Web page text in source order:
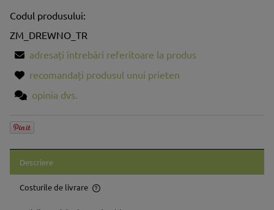
Codul produsului:
ZM_DREWNO_TR
adresați întrebări referitoare la produs
recomandați produsul unui prieten
opinia dvs.
Descriere
Costurile de livrare
Prețul nu include eventualele costuri aferente plăților